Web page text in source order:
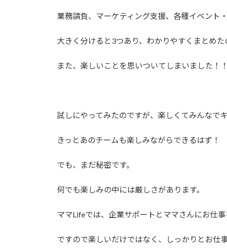
業務請負、マーケティング支援、各種イベント
大きく分けると3つあり、わかりやすくまとめた
また、楽しいことを思いついてしまいました！！
試しにやってみたのですが、楽しくてみんなで
きっとあのチームも楽しみながらできるはず！
でも、まだ秘密です。
何でも楽しみの中には厳しさがあります。
ママLifeでは、企業サポートとママさんにお仕事
ですので楽しいだけではなく、しっかりとお仕